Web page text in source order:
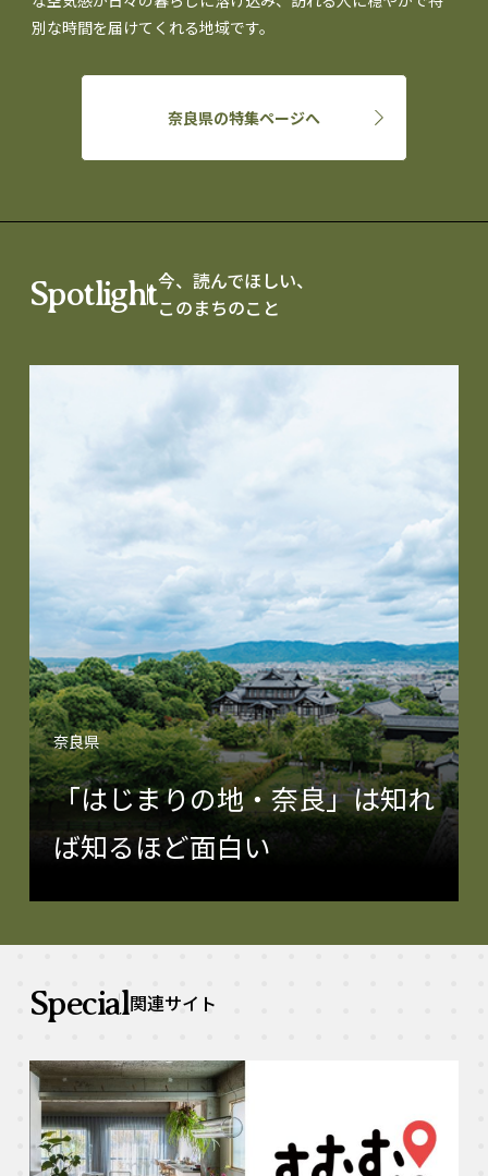
別な時間を届けてくれる地域です。
奈良県の特集ページへ
Spotlight今、読んでほしい、
このまちのこと
奈良県
「はじまりの地・奈良」は知れ
ば知るほど面白い
Special関連サイト